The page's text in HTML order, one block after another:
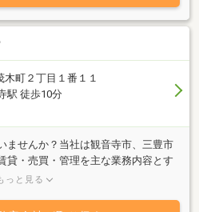
新規賃貸１戸建Spa
。皆様の夢のある新生活のスタート
竣工新築賃貸１戸建Spa
Onohara全５棟満室御礼２０
Spa Francorchamps Fukudahara B １
２６年１月末リフォーム賃貸１戸
木町２丁目１番１１
駅 徒歩10分
ませんか？当社は観音寺市、三豊市
貸・売買・管理を主な業務内容とす
パート、マンションオーナー様お気
っと見る